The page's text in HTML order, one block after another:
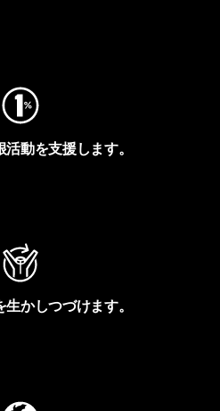
動を支援します。
かしつづけます。